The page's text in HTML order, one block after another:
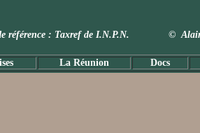
de référence : Taxref de I.N.P.N. © Alain
La Réunion Docs